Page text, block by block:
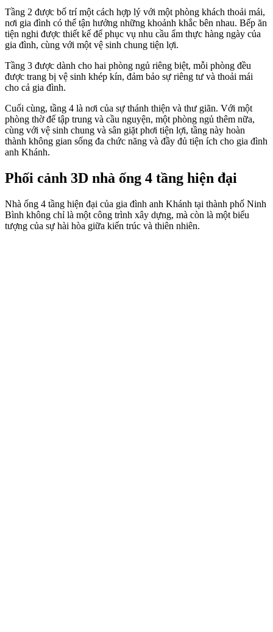
Tầng 2 được bố trí một cách hợp lý với một phòng khách thoải mái,
nơi gia đình có thể tận hưởng những khoảnh khắc bên nhau. Bếp ăn
tiện nghi được thiết kế để phục vụ nhu cầu ẩm thực hàng ngày của
gia đình, cùng với một vệ sinh chung tiện lợi.
Tầng 3 được dành cho hai phòng ngủ riêng biệt, mỗi phòng đều
được trang bị vệ sinh khép kín, đảm bảo sự riêng tư và thoải mái
cho cả gia đình.
Cuối cùng, tầng 4 là nơi của sự thánh thiện và thư giãn. Với một
phòng thờ để tập trung và cầu nguyện, một phòng ngủ thêm nữa,
cùng với vệ sinh chung và sân giặt phơi tiện lợi, tầng này hoàn
thành không gian sống đa chức năng và đầy đủ tiện ích cho gia đình
anh Khánh.
Phối cảnh 3D nhà ống 4 tầng hiện đại
Nhà ống 4 tầng hiện đại của gia đình anh Khánh tại thành phố Ninh
Bình không chỉ là một công trình xây dựng, mà còn là một biểu
tượng của sự hài hòa giữa kiến trúc và thiên nhiên.